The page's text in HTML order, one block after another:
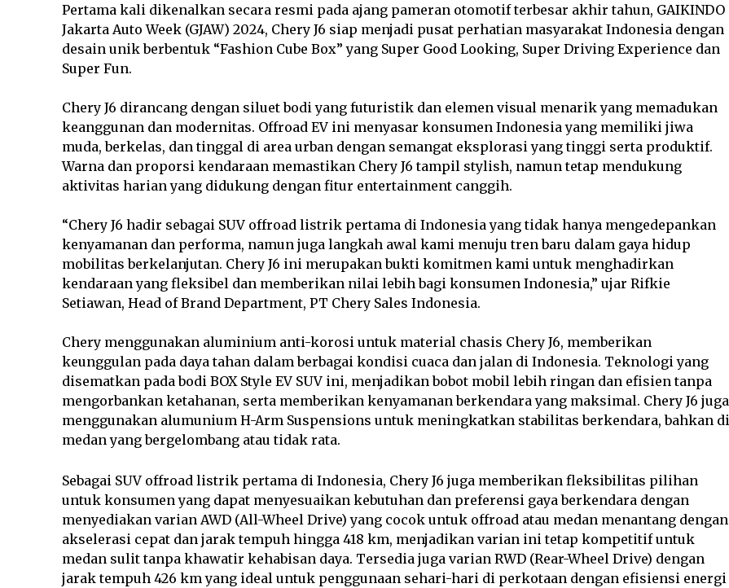
Pertama kali dikenalkan secara resmi pada ajang pameran otomotif terbesar akhir tahun, GAIKINDO
Jakarta Auto Week (GJAW) 2024, Chery J6 siap menjadi pusat perhatian masyarakat Indonesia dengan
desain unik berbentuk “Fashion Cube Box” yang Super Good Looking, Super Driving Experience dan
Super Fun.
Chery J6 dirancang dengan siluet bodi yang futuristik dan elemen visual menarik yang memadukan
keanggunan dan modernitas. Offroad EV ini menyasar konsumen Indonesia yang memiliki jiwa
muda, berkelas, dan tinggal di area urban dengan semangat eksplorasi yang tinggi serta produktif.
Warna dan proporsi kendaraan memastikan Chery J6 tampil stylish, namun tetap mendukung
aktivitas harian yang didukung dengan fitur entertainment canggih.
“Chery J6 hadir sebagai SUV offroad listrik pertama di Indonesia yang tidak hanya mengedepankan
kenyamanan dan performa, namun juga langkah awal kami menuju tren baru dalam gaya hidup
mobilitas berkelanjutan. Chery J6 ini merupakan bukti komitmen kami untuk menghadirkan
kendaraan yang fleksibel dan memberikan nilai lebih bagi konsumen Indonesia,” ujar Rifkie
Setiawan, Head of Brand Department, PT Chery Sales Indonesia.
Chery menggunakan aluminium anti-korosi untuk material chasis Chery J6, memberikan
keunggulan pada daya tahan dalam berbagai kondisi cuaca dan jalan di Indonesia. Teknologi yang
disematkan pada bodi BOX Style EV SUV ini, menjadikan bobot mobil lebih ringan dan efisien tanpa
mengorbankan ketahanan, serta memberikan kenyamanan berkendara yang maksimal. Chery J6 juga
menggunakan alumunium H-Arm Suspensions untuk meningkatkan stabilitas berkendara, bahkan di
medan yang bergelombang atau tidak rata.
Sebagai SUV offroad listrik pertama di Indonesia, Chery J6 juga memberikan fleksibilitas pilihan
untuk konsumen yang dapat menyesuaikan kebutuhan dan preferensi gaya berkendara dengan
menyediakan varian AWD (All-Wheel Drive) yang cocok untuk offroad atau medan menantang dengan
akselerasi cepat dan jarak tempuh hingga 418 km, menjadikan varian ini tetap kompetitif untuk
medan sulit tanpa khawatir kehabisan daya. Tersedia juga varian RWD (Rear-Wheel Drive) dengan
jarak tempuh 426 km yang ideal untuk penggunaan sehari-hari di perkotaan dengan efisiensi energi